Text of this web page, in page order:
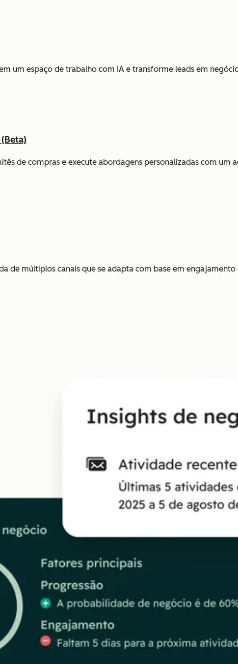
um espaço de trabalho com IA e transforme leads em
de compras e execute abordagens personalizadas com um
de múltiplos canais que se adapta com base em engajamento